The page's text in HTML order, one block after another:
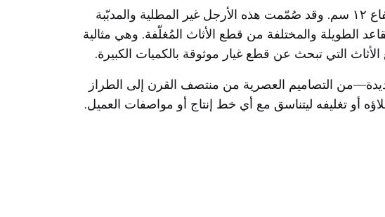
ارفع من كفاءة عملك في تصنيع الأثاث أو تجديده باستخدام أرجلنا الخشبية الصلبة عالية الجودة بارتفاع ١٢ سم. وقد صُمّمت هذه الأرجل غير المطلية والمدبّبة
الطويلة والمختلفة من قطع الأثاث المُغلّفة. وهي مثالية
التصاميم العصرية من منتصف القرن إلى الطراز
أو تغليفه ليتناسق مع أي خط إنتاج أو مواصفات العميل.